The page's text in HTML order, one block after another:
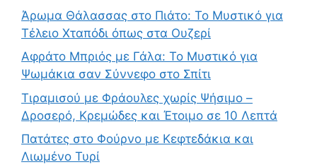
Άρωμα Θάλασσας στο Πιάτο: Το Μυστικό για
Τέλειο Χταπόδι όπως στα Ουζερί
Αφράτο Μπριός με Γάλα: Το Μυστικό για
Ψωμάκια σαν Σύννεφο στο Σπίτι
Τιραμισού με Φράουλες χωρίς Ψήσιμο –
Δροσερό, Κρεμώδες και Έτοιμο σε 10 Λεπτά
Πατάτες στο Φούρνο με Κεφτεδάκια και
Λιωμένο Τυρί